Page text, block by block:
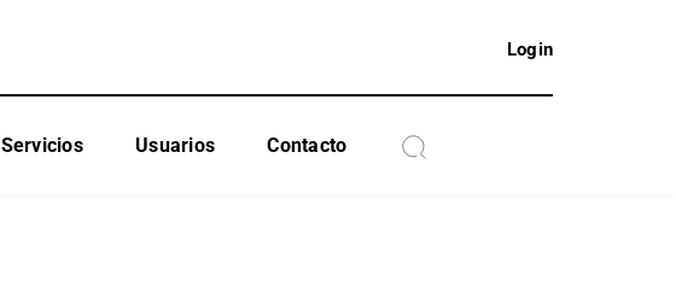
Login
Servicios Usuarios Contacto